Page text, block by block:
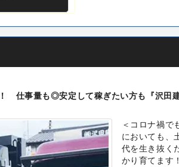
仕事量も◎安定して稼ぎたい方も『沢田
＜コロナ禍で
においても、
代を生き抜く
かり育てます